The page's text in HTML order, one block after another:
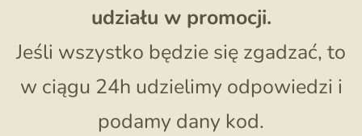
udziału w promocji.
Jeśli wszystko będzie się zgadzać, to
w ciągu 24h udzielimy odpowiedzi i
podamy dany kod.